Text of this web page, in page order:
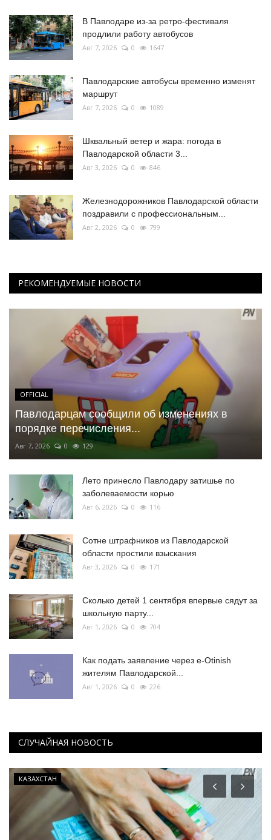
В Павлодаре из-за ретро-фестиваля
продлили работу автобусов
Авг 7, 2026 0 1647
Павлодарские автобусы временно изменят
маршрут
Авг 7, 2026 0 1089
Шквальный ветер и жара: погода в
Павлодарской области 3...
Авг 3, 2026 0 846
Железнодорожников Павлодарской области
поздравили с профессиональным...
Авг 2, 2026 0 799
РЕКОМЕНДУЕМЫЕ НОВОСТИ
OFFICIAL
Павлодарцам сообщили об изменениях в
порядке перечисления...
Авг 7, 2026 0 129
Лето принесло Павлодару затишье по
заболеваемости корью
Авг 6, 2026 0 116
Сотне штрафников из Павлодарской
области простили взыскания
Авг 3, 2026 0 171
Сколько детей 1 сентября впервые сядут за
школьную парту...
Авг 1, 2026 0 704
Как подать заявление через e-Otinish
жителям Павлодарской...
Авг 1, 2026 0 226
СЛУЧАЙНАЯ НОВОСТЬ
КАЗАХСТАН